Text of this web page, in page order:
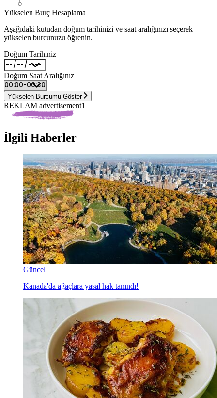
Yükselen Burç Hesaplama
Aşağıdaki kutudan doğum tarihinizi ve saat aralığınızı seçerek
yükselen burcunuzu öğrenin.
Doğum Tarihiniz
Doğum Saat Aralığınız
Yükselen Burcumu Göster
REKLAM advertisement1
İlgili Haberler
Güncel
Kanada'da ağaçlara yasal hak tanındı!